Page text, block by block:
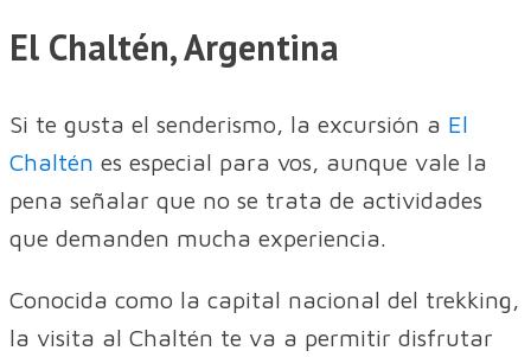
El Chaltén, Argentina
Si te gusta el senderismo, la excursión a El
Chaltén es especial para vos, aunque vale la
pena señalar que no se trata de actividades
que demanden mucha experiencia.
Conocida como la capital nacional del trekking,
la visita al Chaltén te va a permitir disfrutar